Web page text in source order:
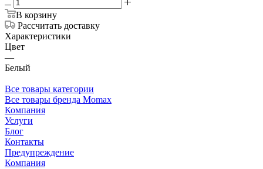
В корзину
Рассчитать доставку
Характеристики
Цвет
—
Белый
Все товары категории
Все товары бренда Momax
Компания
Услуги
Блог
Контакты
Предупреждение
Компания